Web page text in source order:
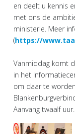
en deelt u kennis
met ons de
ministerie. Meer
(https://
Vanmiddag komt
in het
om daar te
Aanvang twaalf uur.